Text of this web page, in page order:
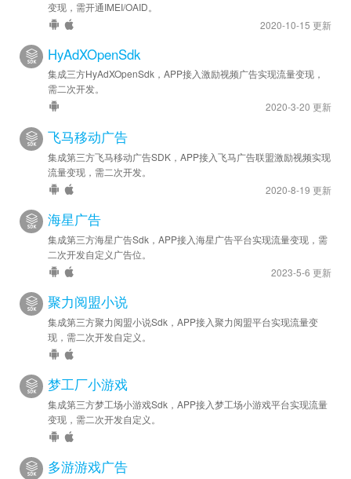
变现，需开通IMEI/OAID。
2020-10-15 更新
HyAdXOpenSdk
集成三方HyAdXOpenSdk，APP接入激励视频广告实现流量变现，
需二次开发。
2020-3-20 更新
飞马移动广告
集成第三方飞马移动广告SDK，APP接入飞马广告联盟激励视频实现
流量变现，需二次开发。
2020-8-19 更新
海星广告
集成第三方海星广告Sdk，APP接入海星广告平台实现流量变现，需
二次开发自定义广告位。
2023-5-6 更新
聚力阅盟小说
集成第三方聚力阅盟小说Sdk，APP接入聚力阅盟平台实现流量变
现，需二次开发自定义。
梦工厂小游戏
集成第三方梦工场小游戏Sdk，APP接入梦工场小游戏平台实现流量
变现，需二次开发自定义。
多游游戏广告